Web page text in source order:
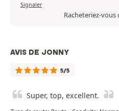
Signaler
Racheteriez-vous
AVIS DE JONNY
5/5
Super, top, excellent.